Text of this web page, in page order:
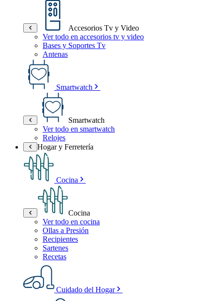
Accesorios Tv y Video
Ver todo en accesorios tv y video
Bases y Soportes Tv
Antenas
Smartwatch
Smartwatch
Ver todo en smartwatch
Relojes
Hogar y Ferretería
Cocina
Cocina
Ver todo en cocina
Ollas a Presión
Recipientes
Sartenes
Recetas
Cuidado del Hogar